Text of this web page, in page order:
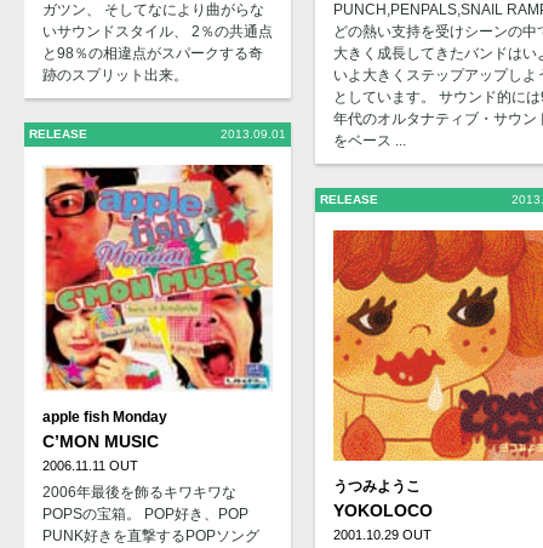
ガツン、 そしてなにより曲がらな
いサウンドスタイル、 2％の共通点
と98％の相違点がスパークする奇
跡のスプリット出来。
RELEASE 2013.09.01
apple fish Monday
C’MON MUSIC
2006.11.11 OUT
2006年最後を飾るキワキワな
POPSの宝箱。 POP好き、POP
PUNK好きを直撃するPOPソング
PUNCH,PENPALS,SNAIL
どの熱い支持を受けシーンの中
大きく成長してきたバンドはい
いよ大きくステップアップしよ
としています。 サウンド的に
年代のオルタナティブ・サウン
をベース ...
RELEASE
うつみようこ
YOKOLOCO
2001.10.29 OUT